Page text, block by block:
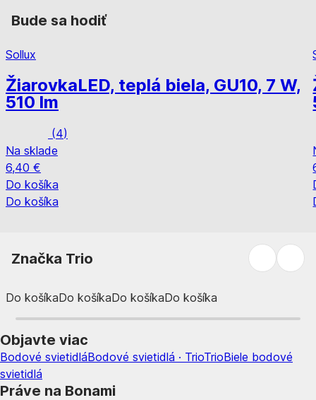
Bude sa hodiť
Sollux
ŽiarovkaLED, teplá biela, GU10, 7 W,
510 lm
(4)
Na sklade
6,40 €
Do košíka
Do košíka
Značka Trio
Do košíkaDo košíkaDo košíkaDo košíka
Objavte viac
Bodové svietidláBodové svietidlá · TrioTrioBiele bodové
svietidlá
Práve na Bonami